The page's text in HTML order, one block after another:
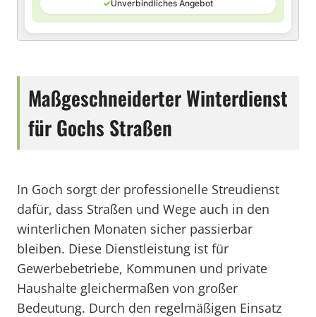
✓Unverbindliches Angebot
Maßgeschneiderter Winterdienst
für Gochs Straßen
In Goch sorgt der professionelle Streudienst
dafür, dass Straßen und Wege auch in den
winterlichen Monaten sicher passierbar
bleiben. Diese Dienstleistung ist für
Gewerbebetriebe, Kommunen und private
Haushalte gleichermaßen von großer
Bedeutung. Durch den regelmäßigen Einsatz